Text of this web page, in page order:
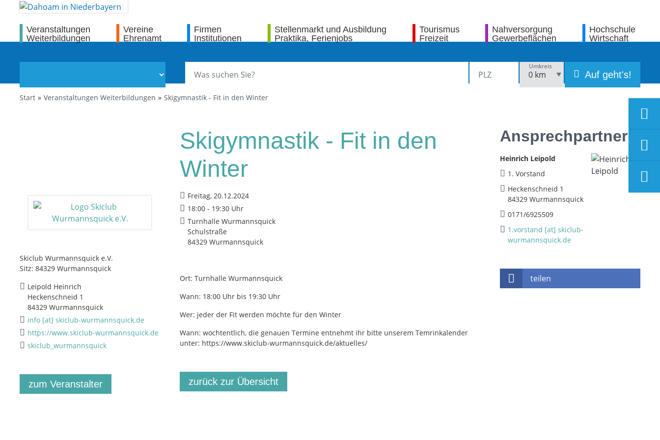
Veranstaltungen
Weiterbildungen
Vereine
Ehrenamt
Firmen
Institutionen
Stellenmarkt und Ausbildung
Praktika, Ferienjobs
Tourismus
Freizeit
Nahversorgung
Gewerbeflächen
Hochschule
Wirtschaft
Umkreis
Auf geht's!
Start Veranstaltungen Weiterbildungen Skigymnastik - Fit in den Winter
Skiclub Wurmannsquick e.V.
Sitz: 84329 Wurmannsquick
Leipold Heinrich
Heckenschneid 1
84329 Wurmannsquick
info [at] skiclub-wurmannsquick.de
https://www.skiclub-wurmannsquick.de
skiclub_wurmannsquick
zum Veranstalter
Skigymnastik - Fit in den
Winter
Freitag, 20.12.2024
18:00 - 19:30 Uhr
Turnhalle Wurmannsquick
Schulstraße
84329 Wurmannsquick
Ort: Turnhalle Wurmannsquick
Wann: 18:00 Uhr bis 19:30 Uhr
Wer: jeder der Fit werden möchte für den Winter
Wann: wöchtentlich, die genauen Termine entnehmt ihr bitte unserem Temrinkalender
unter: https://www.skiclub-wurmannsquick.de/aktuelles/
zurück zur Übersicht
Ansprechpartner
Heinrich Leipold
1. Vorstand
Heckenschneid 1
84329 Wurmannsquick
0171/6925509
1.vorstand [at] skiclub-
wurmannsquick.de
teilen